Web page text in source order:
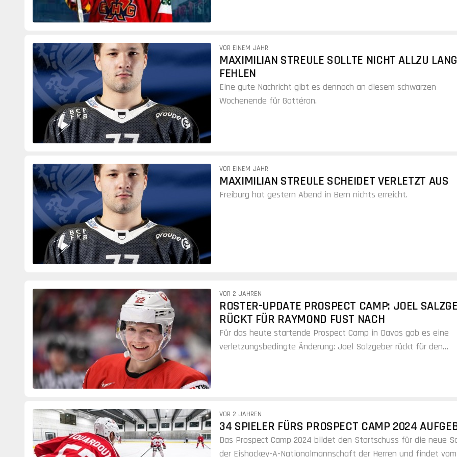
VOR EINEM JAHR
MAXIMILIAN STREULE SOLLTE NICHT ALLZU
FEHLEN
Eine gute Nachricht gibt es dennoch an diesem schwarzen
Wochenende für Gottéron.
VOR EINEM JAHR
MAXIMILIAN STREULE SCHEIDET VERLETZT AUS
Freiburg hat gestern Abend in Bern nichts erreicht.
VOR 2 JAHREN
ROSTER-UPDATE PROSPECT CAMP: JOEL
RÜCKT FÜR RAYMOND FUST NACH
Für das heute startende Prospect Camp in Davos gab es eine
verletzungsbedingte Änderung: Joel Salzgeber rückt für den
VOR 2 JAHREN
34 SPIELER FÜRS PROSPECT CAMP 2024
Das Prospect Camp 2024 bildet den Startschuss für die neue
der Eishockey-A-Nationalmannschaft der Herren und findet